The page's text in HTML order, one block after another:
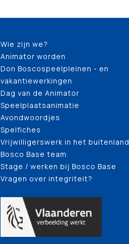
Wie zijn we?
Animator worden
Don Boscospeelpleinen - en
vakantiewerkingen
Dag van de Animator
Speelplaatsanimatie
Avondwoordjes
Spelfiches
Vrijwilligerswerk in het buitenland
Bosco Base team
Stage / werken bij Bosco Base
Vragen over integriteit?